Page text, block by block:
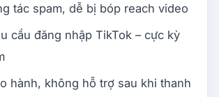
tác spam, dễ bị bóp reach video
cầu đăng nhập TikTok – cực kỳ
hành, không hỗ trợ sau khi thanh